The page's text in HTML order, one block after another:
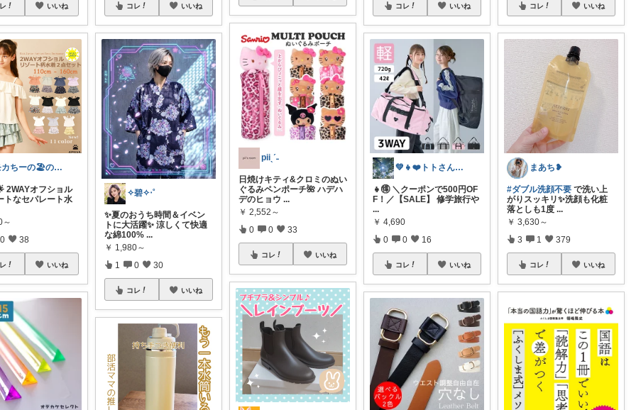
いいね
モカちーの🏖️のんびりライフ🐈✨
2WAYオフショル
トなセパレート水
～
0 38
いいね
コレ いいね
✧碧✧‧˚
✨夏のおうち時間＆イベン
トに大活躍✨ 涼しくて快適
な綿100% ...
￥ 1,980～
1 0 30
コレ いいね
piiˎˊ˗
日焼けキティ&クロミのぬい
ぐるみペンポーチ🌺 ハデハ
デのヒョウ ...
￥ 2,552～
0 0 33
コレ いいね
コレ いいね
💚👧❤️トトさん 8月🥵
👧🉐 ＼クーポンで500円OF
F！／【SALE】 修学旅行や
...
￥ 4,690
0 0 16
コレ いいね
コレ いいね
まあち❥
#ダブル洗顔不要 で洗い上
がりスッキリ✨洗顔も化粧
落としも1度 ...
￥ 3,630～
3 1 379
コレ いいね